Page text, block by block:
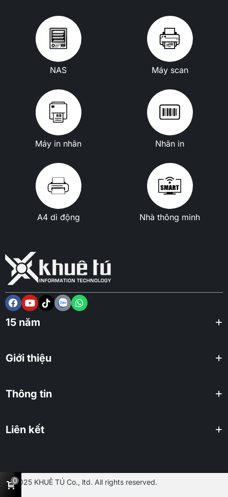
NAS Máy scan
Máy in nhãn Nhãn in
A4 di động Nhà thông minh
15 năm
Giới thiệu
Thông tin
Liên kết
2025 KHUÊ TÚ Co., ltd. All rights reserved.
0